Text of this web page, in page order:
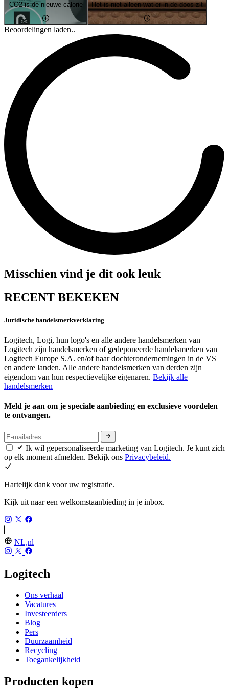
CO2 is de nieuwe calorie Het is niet alleen wat er in de doos zit
Beoordelingen laden..
Misschien vind je dit ook leuk
RECENT BEKEKEN
Juridische handelsmerkverklaring
Logitech, Logi, hun logo's en alle andere handelsmerken van
Logitech zijn handelsmerken of gedeponeerde handelsmerken van
Logitech Europe S.A. en/of haar dochterondernemingen in de VS
en andere landen. Alle andere handelsmerken van derden zijn
eigendom van hun respectievelijke eigenaren. Bekijk alle
handelsmerken
Meld je aan om je speciale aanbieding en exclusieve voordelen
te ontvangen.
Ik wil gepersonaliseerde marketing van Logitech. Je kunt zich
op elk moment afmelden. Bekijk ons Privacybeleid.
Hartelijk dank voor uw registratie.
Kijk uit naar een welkomstaanbieding in je inbox.
NL,nl
Logitech
Ons verhaal
Vacatures
Investeerders
Blog
Pers
Duurzaamheid
Recycling
Toegankelijkheid
Producten kopen